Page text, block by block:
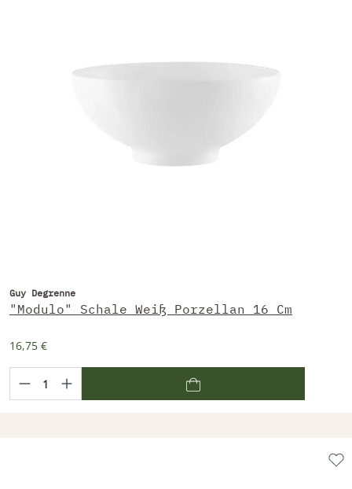
Guy Degrenne
"Modulo" Schale Weiß Porzellan 16 Cm
16,75 €